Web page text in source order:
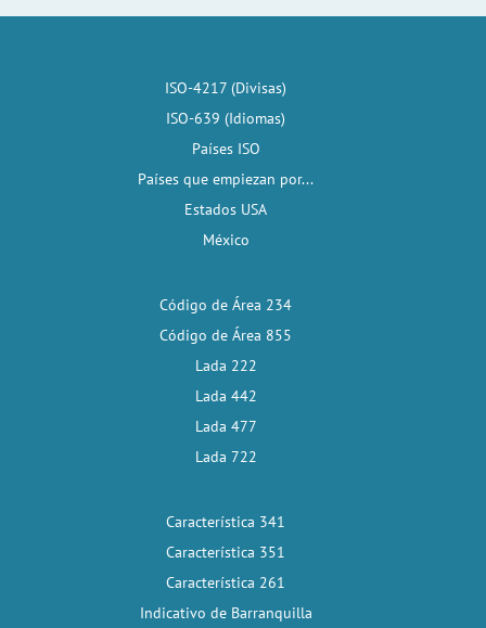
ISO-4217 (Divisas)
ISO-639 (Idiomas)
Países ISO
Países que empiezan por...
Estados USA
México
Código de Área 234
Código de Área 855
Lada 222
Lada 442
Lada 477
Lada 722
Característica 341
Característica 351
Característica 261
Indicativo de Barranquilla